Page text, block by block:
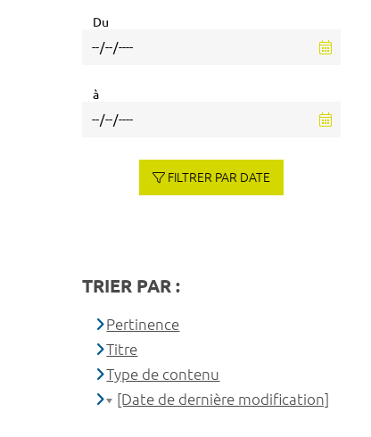
Du
à
FILTRER PAR DATE
TRIER PAR :
Pertinence
Titre
Type de contenu
[Date de dernière modification]